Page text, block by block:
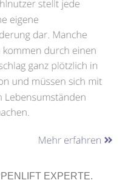
EXPERTE.